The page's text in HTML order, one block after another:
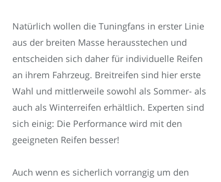
Natürlich wollen die Tuningfans in erster Linie
aus der breiten Masse herausstechen und
entscheiden sich daher für individuelle Reifen
an ihrem Fahrzeug. Breitreifen sind hier erste
Wahl und mittlerweile sowohl als Sommer- als
auch als Winterreifen erhältlich. Experten sind
sich einig: Die Performance wird mit den
geeigneten Reifen besser!
Auch wenn es sicherlich vorrangig um den